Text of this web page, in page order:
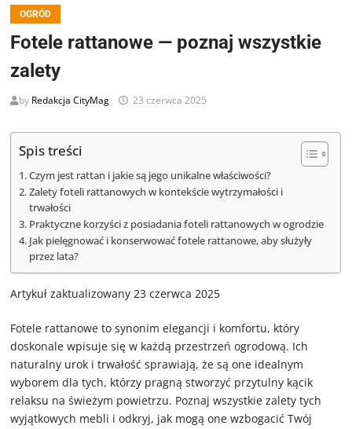
OGRÓD
Fotele rattanowe — poznaj wszystkie
zalety
by Redakcja CityMag 23 czerwca 2025
Spis treści
Czym jest rattan i jakie są jego unikalne właściwości?
Zalety foteli rattanowych w kontekście wytrzymałości i
trwałości
Praktyczne korzyści z posiadania foteli rattanowych w ogrodzie
Jak pielęgnować i konserwować fotele rattanowe, aby służyły
przez lata?
Artykuł zaktualizowany 23 czerwca 2025
Fotele rattanowe to synonim elegancji i komfortu, który
doskonale wpisuje się w każdą przestrzeń ogrodową. Ich
naturalny urok i trwałość sprawiają, że są one idealnym
wyborem dla tych, którzy pragną stworzyć przytulny kącik
relaksu na świeżym powietrzu. Poznaj wszystkie zalety tych
wyjątkowych mebli i odkryj, jak mogą one wzbogacić Twój